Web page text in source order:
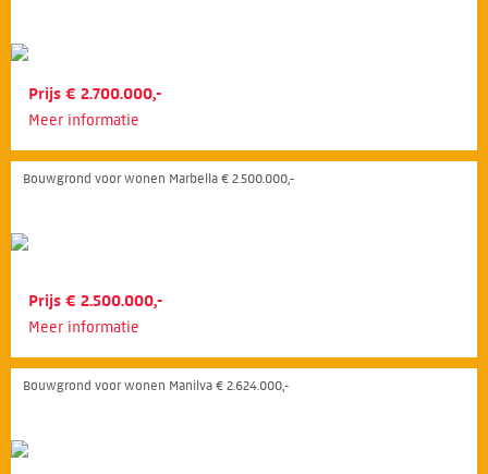
Prijs € 2.700.000,-
Meer informatie
Bouwgrond voor wonen Marbella € 2.500.000,-
Prijs € 2.500.000,-
Meer informatie
Bouwgrond voor wonen Manilva € 2.624.000,-